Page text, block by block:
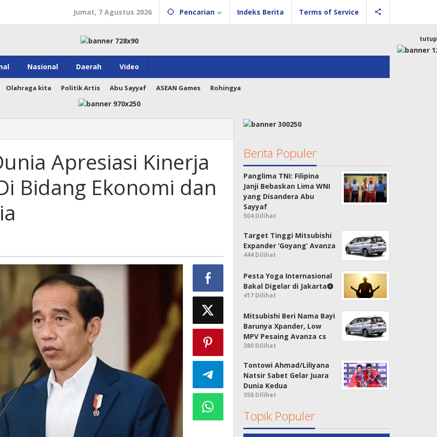
Jumat, 7 Agustus 2026 Pencarian Indeks Berita Terms of Service
Nasional Daerah Video
Olahraga kita Politik Artis Abu Sayyaf ASEAN Games Rohingya
tutup
Apresiasi Kinerja
Bidang Ekonomi dan
Berita Populer
Panglima TNI: Filipina
Janji Bebaskan Lima WNI
yang Disandera Abu
Sayyaf
504 Dilihat
Target Tinggi Mitsubishi
Expander ‘Goyang’ Avanza
444 Dilihat
Pesta Yoga Internasional
Bakal Digelar di Jakarta
417 Dilihat
Mitsubishi Beri Nama Bayi
Barunya Xpander, Low
MPV Pesaing Avanza cs
380 Dilihat
Tontowi Ahmad/Liliyana
Natsir Sabet Gelar Juara
Dunia Kedua
358 Dilihat
Topik Populer